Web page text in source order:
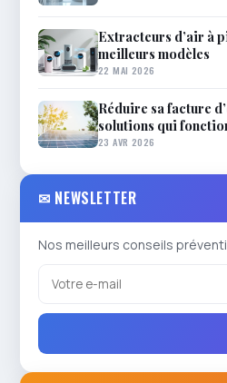
Extracteurs d’air à
meilleurs modèles
22 MAI 2026
Réduire sa facture
solutions qui
23 AVR 2026
✉ NEWSLETTER
Nos meilleurs conseils